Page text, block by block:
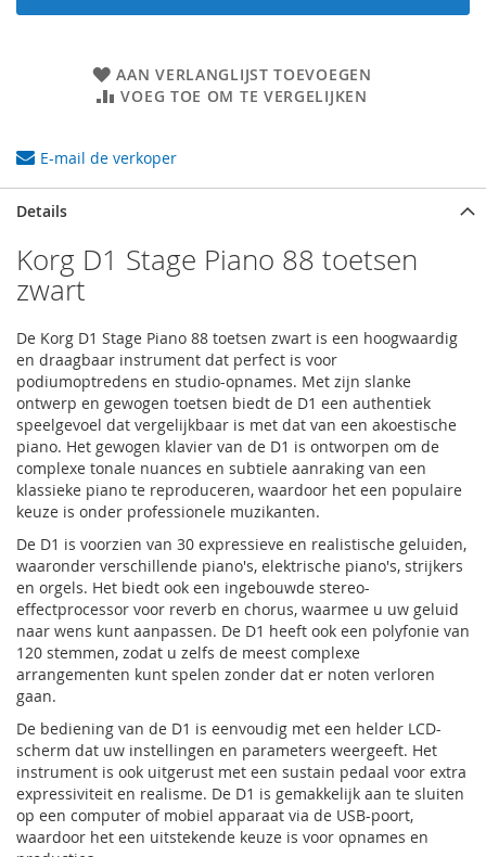
AAN VERLANGLIJST TOEVOEGEN
VOEG TOE OM TE VERGELIJKEN
E-mail de verkoper
Details
Korg D1 Stage Piano 88 toetsen
zwart
De Korg D1 Stage Piano 88 toetsen zwart is een hoogwaardig
en draagbaar instrument dat perfect is voor
podiumoptredens en studio-opnames. Met zijn slanke
ontwerp en gewogen toetsen biedt de D1 een authentiek
speelgevoel dat vergelijkbaar is met dat van een akoestische
piano. Het gewogen klavier van de D1 is ontworpen om de
complexe tonale nuances en subtiele aanraking van een
klassieke piano te reproduceren, waardoor het een populaire
keuze is onder professionele muzikanten.
De D1 is voorzien van 30 expressieve en realistische geluiden,
waaronder verschillende piano's, elektrische piano's, strijkers
en orgels. Het biedt ook een ingebouwde stereo-
effectprocessor voor reverb en chorus, waarmee u uw geluid
naar wens kunt aanpassen. De D1 heeft ook een polyfonie van
120 stemmen, zodat u zelfs de meest complexe
arrangementen kunt spelen zonder dat er noten verloren
gaan.
De bediening van de D1 is eenvoudig met een helder LCD-
scherm dat uw instellingen en parameters weergeeft. Het
instrument is ook uitgerust met een sustain pedaal voor extra
expressiviteit en realisme. De D1 is gemakkelijk aan te sluiten
op een computer of mobiel apparaat via de USB-poort,
waardoor het een uitstekende keuze is voor opnames en